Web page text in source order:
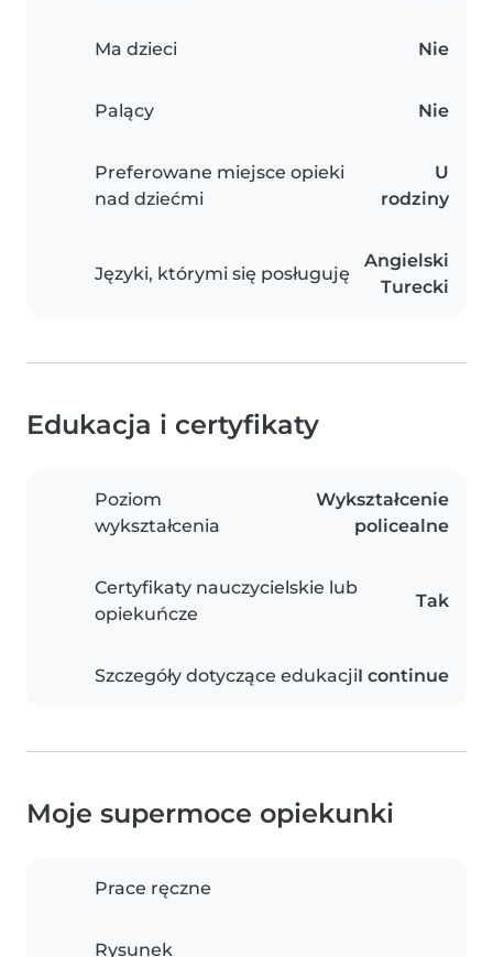
Ma dzieci Nie
Palący Nie
Preferowane miejsce opieki
nad dziećmi
U
rodziny
Języki, którymi się posługuję
Angielski
Turecki
Edukacja i certyfikaty
Poziom
wykształcenia
Wykształcenie
policealne
Certyfikaty nauczycielskie lub
opiekuńcze
Tak
Szczegóły dotyczące edukacjiI continue
Moje supermoce opiekunki
Prace ręczne
Rysunek